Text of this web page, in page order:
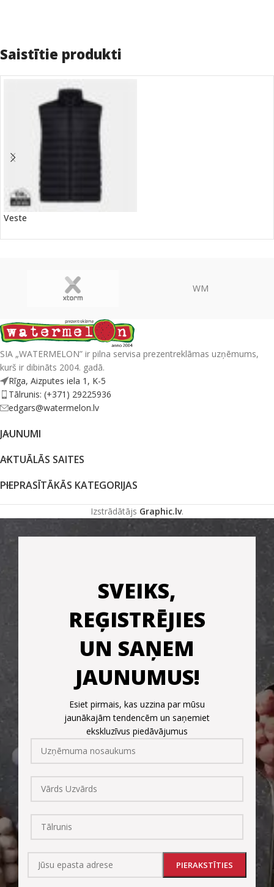
Saistītie produkti
Veste
WM
SIA „WATERMELON” ir pilna servisa prezentreklāmas uzņēmums,
kurš ir dibināts 2004. gadā.
Rīga, Aizputes iela 1, K-5
Tālrunis: (+371) 29225936
edgars@watermelon.lv
JAUNUMI
AKTUĀLĀS SAITES
PIEPRASĪTĀKĀS KATEGORIJAS
Izstrādātājs Graphic.lv.
SVEIKS,
REĢISTRĒJIES
UN SAŅEM
JAUNUMUS!
Esiet pirmais, kas uzzina par mūsu
jaunākajām tendencēm un saņemiet
ekskluzīvus piedāvājumus